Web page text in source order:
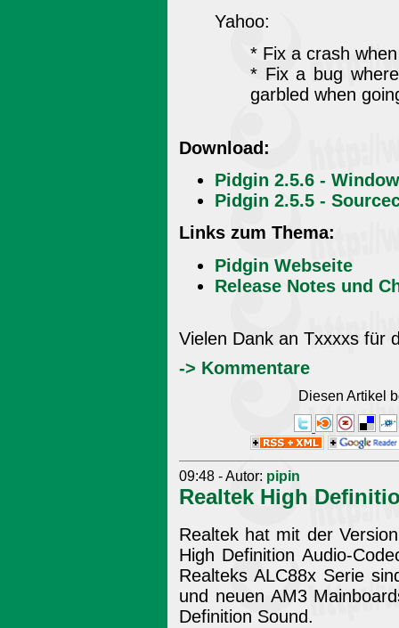
Yahoo:
* Fix a crash
* Fix a bug
garbled when
Download:
Pidgin 2.5.6 -
Pidgin 2.5.5 -
Links zum Thema:
Pidgin Webseite
Release Notes und
Vielen Dank an Txxxxs für
-> Kommentare
Diesen Artikel
09:48 - Autor: pipin
Realtek High
Realtek hat mit der
High Definition Audio-
Realteks ALC88x Serie
und neuen AM3
Definition Sound.